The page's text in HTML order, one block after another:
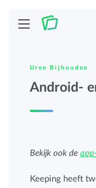
Uren Bijhouden
Android-
Bekijk ook de
Keeping heeft